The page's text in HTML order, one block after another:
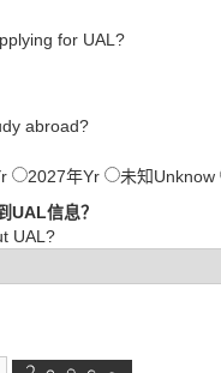
for UAL?
abroad?
2027年Yr 未知Unknow
UAL信息？
UAL?